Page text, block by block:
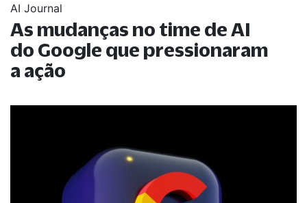
AI Journal
As mudanças no time de AI
do Google que pressionaram
a ação